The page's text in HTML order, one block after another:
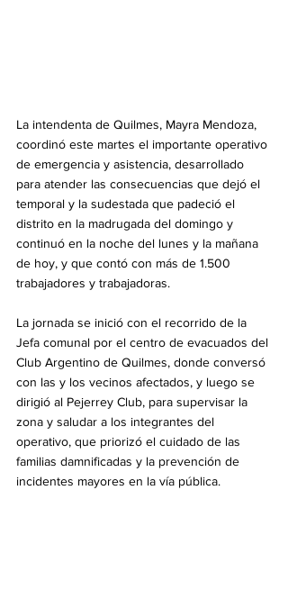
La intendenta de Quilmes, Mayra Mendoza,
coordinó este martes el importante operativo
de emergencia y asistencia, desarrollado
para atender las consecuencias que dejó el
temporal y la sudestada que padeció el
distrito en la madrugada del domingo y
continuó en la noche del lunes y la mañana
de hoy, y que contó con más de 1.500
trabajadores y trabajadoras.
La jornada se inició con el recorrido de la
Jefa comunal por el centro de evacuados del
Club Argentino de Quilmes, donde conversó
con las y los vecinos afectados, y luego se
dirigió al Pejerrey Club, para supervisar la
zona y saludar a los integrantes del
operativo, que priorizó el cuidado de las
familias damnificadas y la prevención de
incidentes mayores en la vía pública.